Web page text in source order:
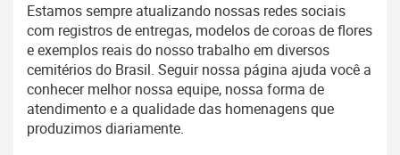
Estamos sempre atualizando nossas redes sociais
com registros de entregas, modelos de coroas de flores
e exemplos reais do nosso trabalho em diversos
cemitérios do Brasil. Seguir nossa página ajuda você a
conhecer melhor nossa equipe, nossa forma de
atendimento e a qualidade das homenagens que
produzimos diariamente.